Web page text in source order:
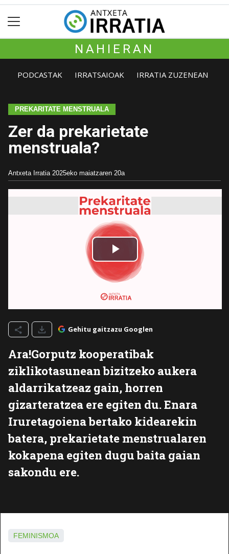
NAHIERAN
PODCASTAK IRRATSAIOAK IRRATIA ZUZENEAN
PREKARITATE MENSTRUALA
Zer da prekarietate
menstruala?
Antxeta Irratia 2025eko maiatzaren 20a
Gehitu gaitzazu Googlen
Ara!Gorputz kooperatibak
ziklikotasunean bizitzeko aukera
aldarrikatzeaz gain, horren
gizarteratzea ere egiten du. Enara
Iruretagoiena bertako kidearekin
batera, prekarietate menstrualaren
kokapena egiten dugu baita gaian
sakondu ere.
FEMINISMOA